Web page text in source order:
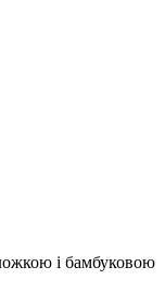
і бамбуковою